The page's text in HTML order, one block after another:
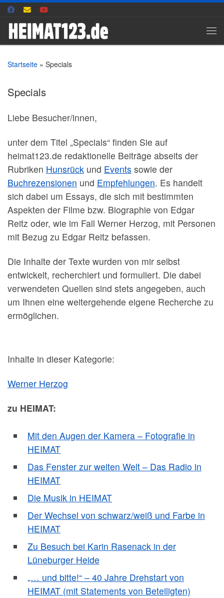
Zum Inhalt springen
Startseite » Specials
Specials
Liebe Besucher/innen,
unter dem Titel „Specials“ finden Sie auf
heimat123.de redaktionelle Beiträge abseits der
Rubriken Hunsrück und Events sowie der
Buchrezensionen und Empfehlungen. Es handelt
sich dabei um Essays, die sich mit bestimmten
Aspekten der Filme bzw. Biographie von Edgar
Reitz oder, wie im Fall Werner Herzog, mit Personen
mit Bezug zu Edgar Reitz befassen.
Die Inhalte der Texte wurden von mir selbst
entwickelt, recherchiert und formuliert. Die dabei
verwendeten Quellen sind stets angegeben, auch
um Ihnen eine weitergehende eigene Recherche zu
ermöglichen.
Inhalte in dieser Kategorie:
Werner Herzog
zu HEIMAT:
Mit den Augen der Kamera – Fotografie in
HEIMAT
Das Fenster zur weiten Welt – Das Radio in
HEIMAT
Die Musik in HEIMAT
Der Wechsel von schwarz/weiß und Farbe in
HEIMAT
Zu Besuch bei Karin Rasenack in der
Lüneburger Heide
„… und bitte!“ – 40 Jahre Drehstart von
HEIMAT (mit Statements von Beteiligten)